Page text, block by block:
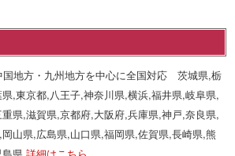
国地方・九州地方を中心に全国対応 茨城県,栃
,東京都,八王子,神奈川県,横浜,福井県,岐阜県,
県,滋賀県,京都府,大阪府,兵庫県,神戸,奈良県,
山県,広島県,山口県,福岡県,佐賀県,長崎県,熊